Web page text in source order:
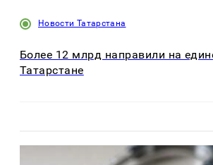
Новости Татарстана
Более 12 млрд направили на
Татарстане